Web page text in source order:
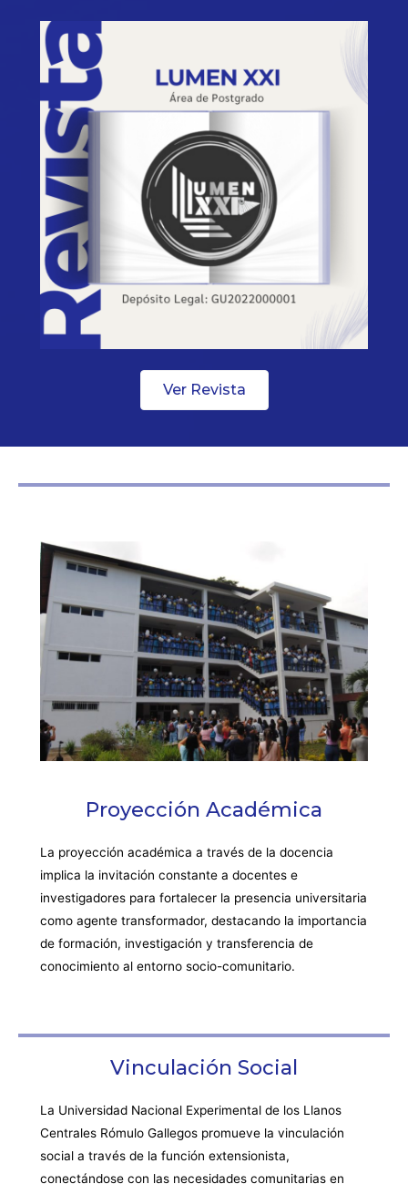
Ver Revista
Proyección Académica
La proyección académica a través de la docencia
implica la invitación constante a docentes e
investigadores para fortalecer la presencia universitaria
como agente transformador, destacando la importancia
de formación, investigación y transferencia de
conocimiento al entorno socio-comunitario.
Vinculación Social
La Universidad Nacional Experimental de los Llanos
Centrales Rómulo Gallegos promueve la vinculación
social a través de la función extensionista,
conectándose con las necesidades comunitarias en